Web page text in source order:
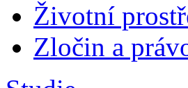
Životní
Zločin a